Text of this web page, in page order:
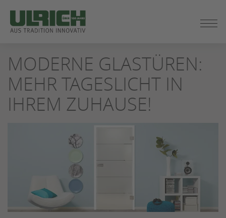
SEITENINHALT
SPRINGEN
MODERNE GLASTÜREN:
MEHR TAGESLICHT IN
IHREM ZUHAUSE!